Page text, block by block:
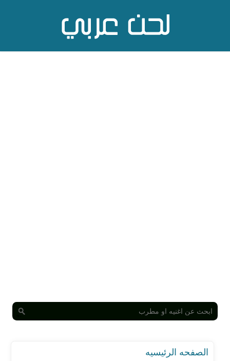
قسم اغاني اماراتية